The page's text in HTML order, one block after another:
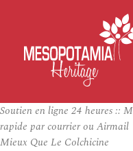
Soutien en ligne 24 heures ::
rapide par courrier ou Airmail
Mieux Que Le Colchicine